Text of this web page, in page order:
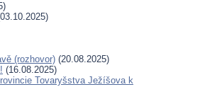
(rozhovor) (20.08.2025)
(16.08.2025)
Tovaryšstva Ježíšova k